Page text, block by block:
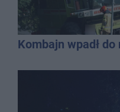
Kombajn wpadł